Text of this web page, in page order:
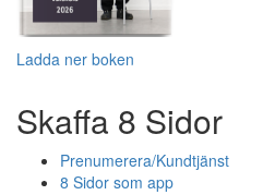
Ladda ner boken
Skaffa 8 Sidor
Prenumerera/Kundtjänst
8 Sidor som app